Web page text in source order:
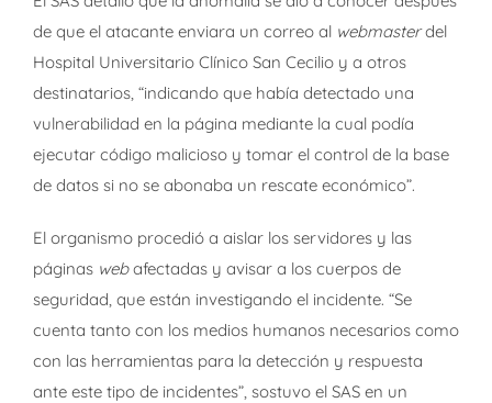
de que el atacante enviara un correo al webmasterdel
Hospital Universitario Clínico San Cecilio y a otros
destinatarios, “indicando que había detectado una
vulnerabilidad en la página mediante la cual podía
ejecutar código malicioso y tomar el control de la base
de datos si no se abonaba un rescate económico”.
El organismo procedió a aislar los servidores y las
páginas webafectadas y avisar a los cuerpos de
seguridad, que están investigando el incidente. “Se
cuenta tanto con los medios humanos necesarios como
con las herramientas para la detección y respuesta
ante este tipo de incidentes”, sostuvo el SAS en un